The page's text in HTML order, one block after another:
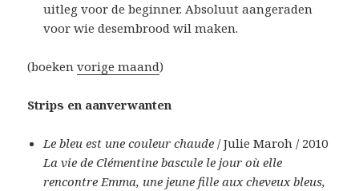
uitleg voor de beginner. Absoluut aangeraden
voor wie desembrood wil maken.
(boekenvorige maand)
Strips en aanverwanten
Le bleu est une couleur chaude / Julie Maroh / 2010
La vie de Clémentine bascule le jour où elle
rencontre Emma, une jeune fille aux cheveux bleus,